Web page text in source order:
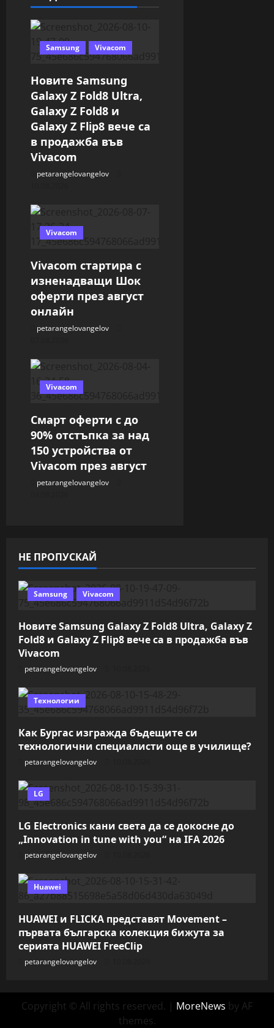
i
o
n
Samsung Vivacom
Новите Samsung
Galaxy Z Fold8 Ultra,
Galaxy Z Fold8 и
Galaxy Z Flip8 вече са
в продажба във
Vivacom
petarangelovangelov
Vivacom
Vivacom стартира с
изненадващи Шок
оферти през август
онлайн
petarangelovangelov
Vivacom
Смарт оферти с до
90% отстъпка за над
150 устройства от
Vivacom през август
petarangelovangelov
НЕ ПРОПУСКАЙ
Samsung Vivacom
Новите Samsung Galaxy Z Fold8 Ultra, Galaxy Z
Fold8 и Galaxy Z Flip8 вече са в продажба във
Vivacom
petarangelovangelov
Технологии
Как Бургас изгражда бъдещите си
технологични специалисти още в училище?
petarangelovangelov
LG
LG Electronics кани света да се докосне до
„Innovation in tune with you“ на IFA 2026
petarangelovangelov
Huawei
HUAWEI и FLICKA представят Movement –
първата българска колекция бижута за
серията HUAWEI FreeClip
petarangelovangelov
Copyright © All rights reserved. | MoreNews by AF
themes.